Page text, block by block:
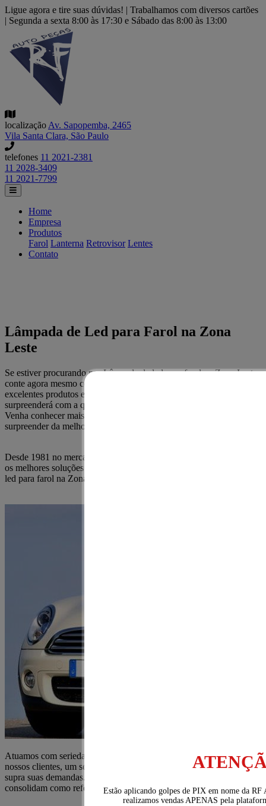
Ligue agora e tire suas dúvidas! | Trabalhamos com diversos cartões
| Segunda a sexta 8:00 às 17:30 e Sábado das 8:00 às 13:00
localização Av. Sapopemba, 2465
Vila Santa Clara, São Paulo
telefones 11 2021-2381
11 2028-3409
11 2021-7799
Home
Empresa
Produtos
Farol Lanterna Retrovisor Lentes
Contato
Lâmpada de Led para Farol na Zona
Leste
Se estiver procurando por Lâmpada de led para farol na Zona Leste,
conte agora mesmo com a Auto Peças RF. Contamos com
excelentes produtos e com uma infraestrutura. Certamente você se
surpreenderá com a qualidade de nossos serviços e atendimento.
Venha conhecer mais sobre nossa empresa e veja porque iremos lhe
surpreender da melhor forma.
Desde 1981 no mercado, nós da Auto Peças RF buscamos oferecer
os melhores soluções em peças para automóveis, como Lâmpada de
led para farol na Zona Leste.
Atuamos com seriedade e empenho, a fim de proporcionar aos
nossos clientes, um serviço que atenda às suas necessidades e que
supra suas demandas. Anos de serviços vem realizados nos
consolidam como referência nesse segmento.Estão aplicando golpes de PIX em nome da
realizamos vendas APENAS pela